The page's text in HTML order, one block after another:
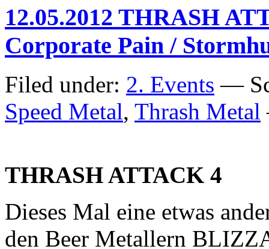
Throne
//
Unbound
//
12.05.2012 THRASH
Corporate Pain /
Filed under: 2. Events —
Speed Metal, Thrash Metal
THRASH ATTACK 4
Dieses Mal eine etwas
den Beer Metallern